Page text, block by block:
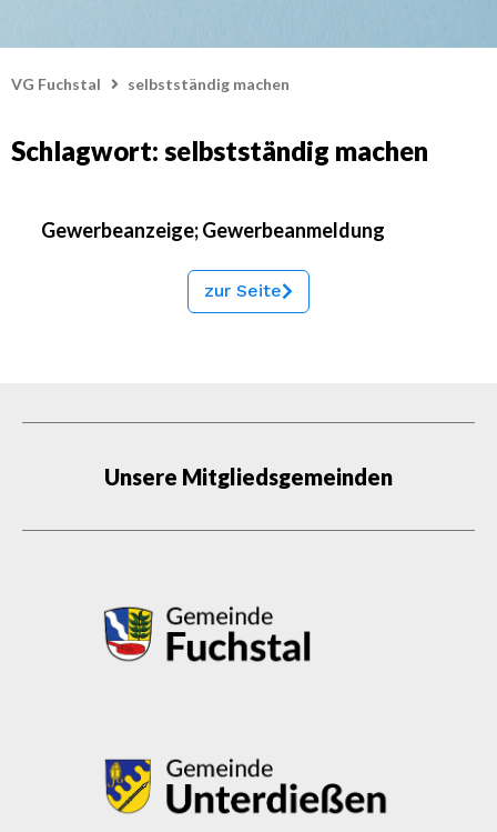
VG Fuchstal selbstständig machen
Schlagwort: selbstständig machen
Gewerbeanzeige; Gewerbeanmeldung
zur Seite
Unsere Mitgliedsgemeinden